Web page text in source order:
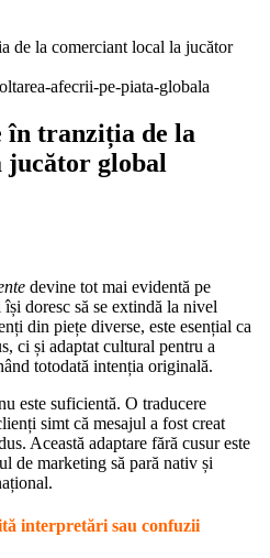
afecrii-pe-piata-globala
în tranziția de la
jucător global
devine tot mai evidentă pe
doresc să se extindă la nivel
din piețe diverse, este esențial ca
ci și adaptat cultural pentru a
totodată intenția originală.
este suficientă. O traducere
simt că mesajul a fost creat
Această adaptare fără cusur este
de marketing să pară nativ și
interpretări sau confuzii